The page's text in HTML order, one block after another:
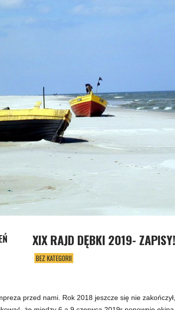
XIX RAJD DĘBKI 2019- ZAPISY!
BEZ KATEGORII
przed nami. Rok 2018 jeszcze się nie